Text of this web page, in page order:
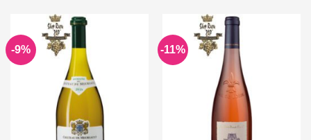
-9% -11%